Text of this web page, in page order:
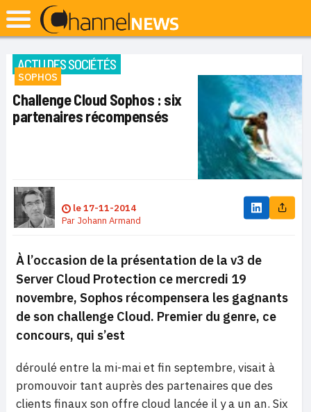
ACTU DES SOCIÉTÉS
SOPHOS
Challenge Cloud Sophos : six
partenaires récompensés
le17-11-2014
Par Johann Armand
À l’occasion de la présentation de la v3 de
Server Cloud Protection ce mercredi 19
novembre, Sophos récompensera les gagnants
de son challenge Cloud. Premier du genre, ce
concours, qui s’est
déroulé entre la mi-mai et fin septembre, visait à
promouvoir tant auprès des partenaires que des
clients finaux son offre cloud lancée il y a un an. Six